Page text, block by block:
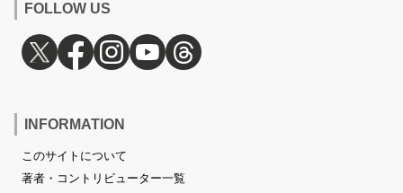
FOLLOW US
INFORMATION
このサイトについて
著者・コントリビューター一覧